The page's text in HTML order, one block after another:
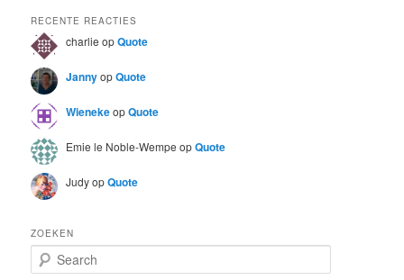
RECENTE REACTIES
charlie opQuote
JannyopQuote
WienekeopQuote
Emie le Noble-Wempe opQuote
JudyopQuote
ZOEKEN
e